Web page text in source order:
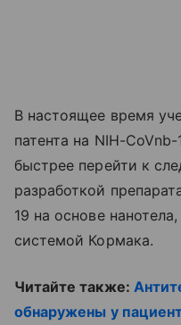
В настоящее время
патента на NIH-
быстрее перейти к
разработкой
19 на основе
системой Кормака.
Читайте также:
обнаружены у